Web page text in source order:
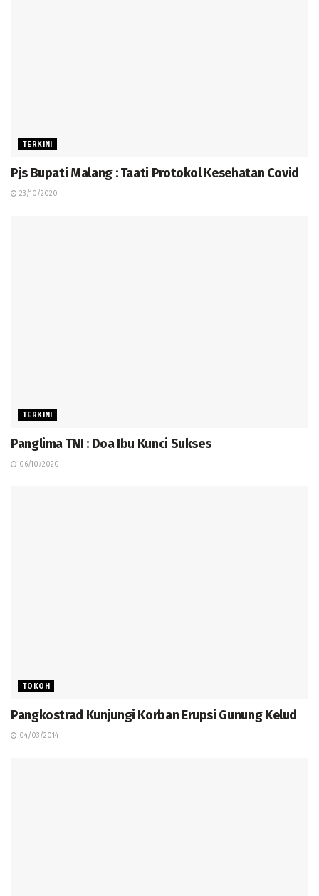
TERKINI
Pjs Bupati Malang : Taati Protokol Kesehatan Covid
23/10/2020
TERKINI
Panglima TNI : Doa Ibu Kunci Sukses
06/10/2020
TOKOH
Pangkostrad Kunjungi Korban Erupsi Gunung Kelud
04/03/2014